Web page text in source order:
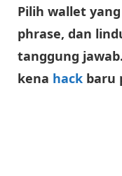
Pilih wallet
phrase, dan
tanggung
kena hack baru